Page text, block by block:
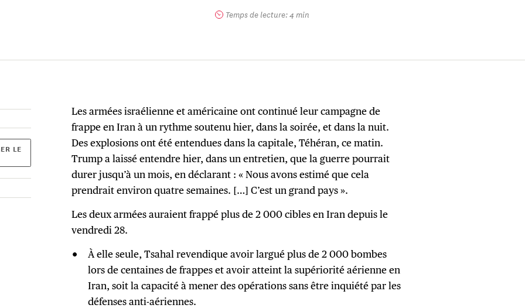
Temps de lecture: 4 min
LE
Les armées israélienne et américaine ont continué leur campagne de
frappe en Iran à un rythme soutenu hier, dans la soirée, et dans la nuit.
Des explosions ont été entendues dans la capitale, Téhéran, ce matin.
Trump a laissé entendre hier, dans un entretien, que la guerre pourrait
durer jusqu’à un mois, en déclarant : « Nous avons estimé que cela
prendrait environ quatre semaines. […] C’est un grand pays ».
Les deux armées auraient frappé plus de 2 000 cibles en Iran depuis le
vendredi 28.
À elle seule, Tsahal revendique avoir largué plus de 2 000 bombes
lors de centaines de frappes et avoir atteint la supériorité aérienne en
Iran, soit la capacité à mener des opérations sans être inquiété par les
défenses anti-aériennes.